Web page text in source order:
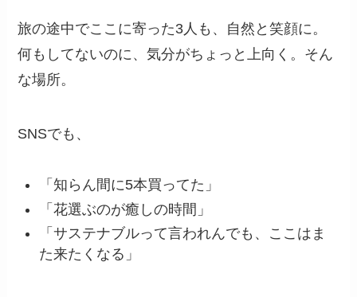
旅の途中でここに寄った3人も、自然と笑顔に。
何もしてないのに、気分がちょっと上向く。そん
な場所。
SNSでも、
「知らん間に5本買ってた」
「花選ぶのが癒しの時間」
「サステナブルって言われんでも、ここはま
た来たくなる」